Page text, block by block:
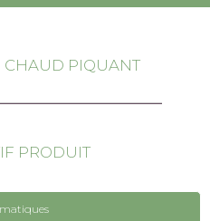
CHAUD PIQUANT
PRODUIT